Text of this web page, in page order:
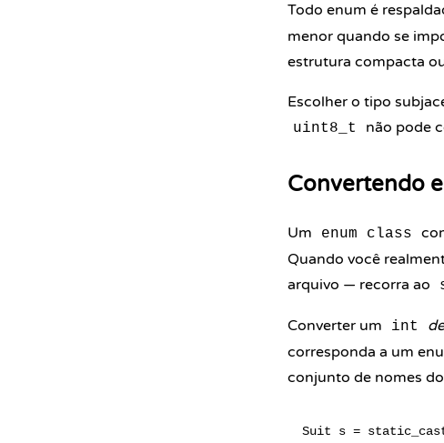
Todo enum é
menor quando se
estrutura compacta
Escolher o tipo
uint8_t não pode
Convertendo
Um enum class
Quando você
arquivo — recorra ao
Converter um int
corresponda a um
conjunto de nomes
Suit s =